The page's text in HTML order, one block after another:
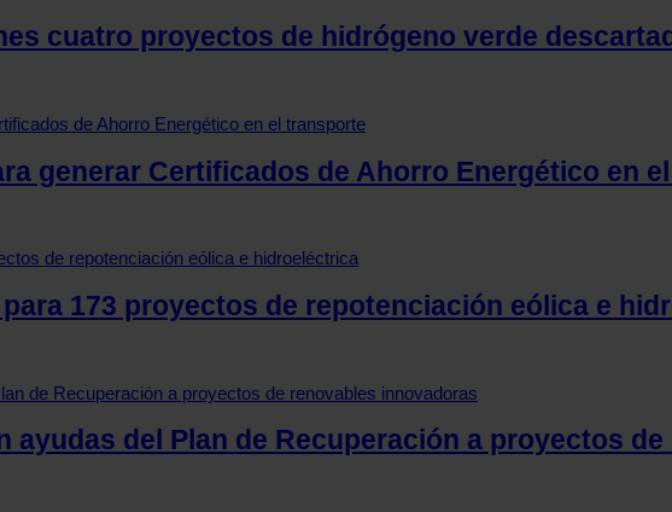
cuatro proyectos de hidrógeno verde
generar Certificados de Ahorro Energético en
173 proyectos de repotenciación eólica e
ayudas del Plan de Recuperación a proyectos